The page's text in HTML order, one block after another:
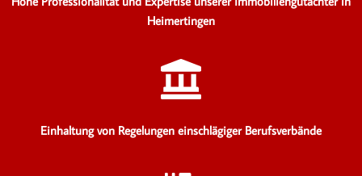
Heimertingen
Einhaltung von Regelungen einschlägiger Berufsverbände